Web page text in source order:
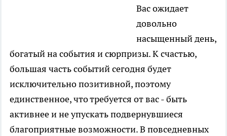
Вас ожидает
довольно
насыщенный день,
богатый на события и сюрпризы. К счастью,
большая часть событий сегодня будет
исключительно позитивной, поэтому
единственное, что требуется от вас - быть
активнее и не упускать подвернувшиеся
благоприятные возможности. В повседневных